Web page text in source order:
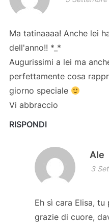
Ma tatinaaaa! Anche lei
dell'anno!! *_*
Augurissimi a lei ma
perfettamente cosa
giorno speciale
Vi abbraccio
RISPONDI
Ale
3
Eh sì cara Elisa,
grazie di cuore,